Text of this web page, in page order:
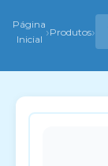
Página
Inicial ›Produtos›